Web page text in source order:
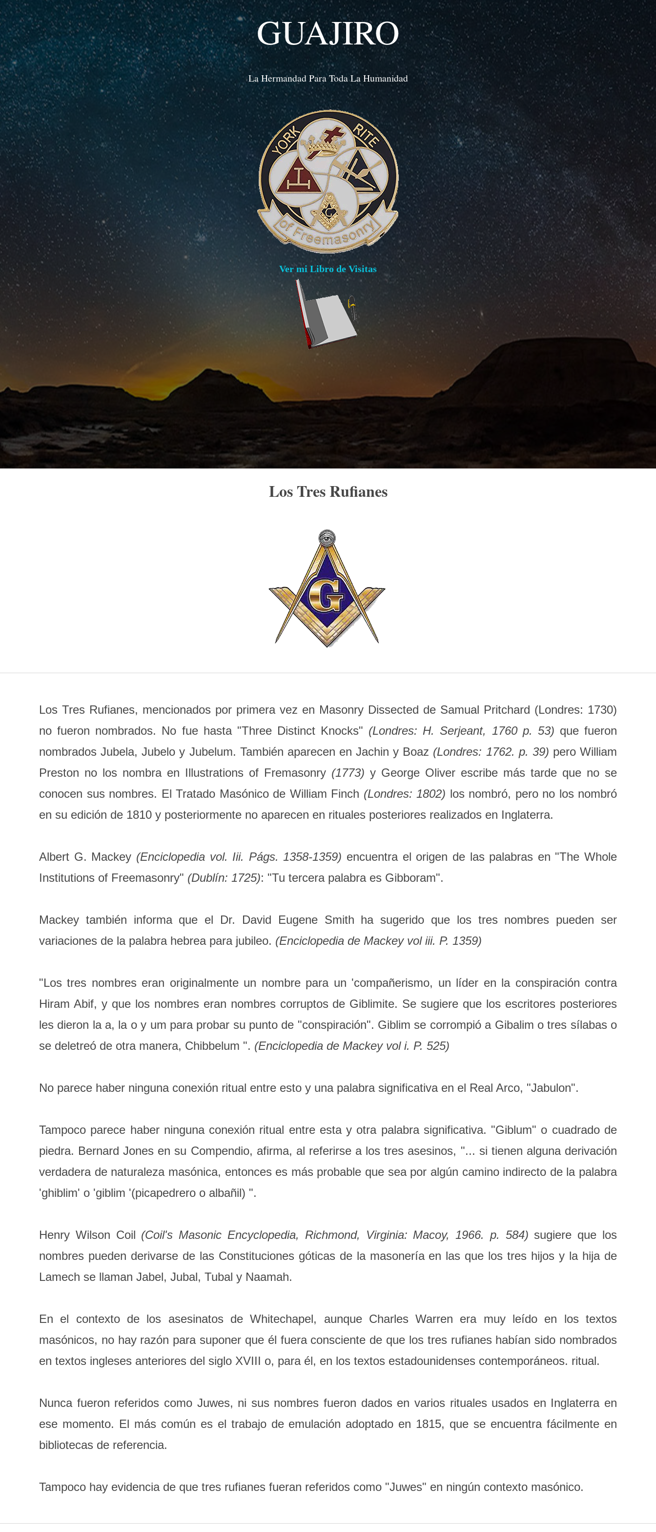
GUAJIRO
La Hermandad Para Toda La Humanidad
Ver mi Libro de Visitas
Los Tres Rufianes
Los Tres Rufianes, mencionados por primera vez en Masonry Dissected de Samual Pritchard (Londres: 1730)
no fueron nombrados. No fue hasta "Three Distinct Knocks" (Londres: H. Serjeant, 1760 p. 53) que fueron
nombrados Jubela, Jubelo y Jubelum. También aparecen en Jachin y Boaz (Londres: 1762. p. 39) pero William
Preston no los nombra en Illustrations of Fremasonry (1773) y George Oliver escribe más tarde que no se
conocen sus nombres. El Tratado Masónico de William Finch (Londres: 1802) los nombró, pero no los nombró
en su edición de 1810 y posteriormente no aparecen en rituales posteriores realizados en Inglaterra.
Albert G. Mackey (Enciclopedia vol. Iii. Págs. 1358-1359) encuentra el origen de las palabras en "The Whole
Institutions of Freemasonry" (Dublín: 1725): "Tu tercera palabra es Gibboram".
Mackey también informa que el Dr. David Eugene Smith ha sugerido que los tres nombres pueden ser
variaciones de la palabra hebrea para jubileo. (Enciclopedia de Mackey vol iii. P. 1359)
"Los tres nombres eran originalmente un nombre para un 'compañerismo, un líder en la conspiración contra
Hiram Abif, y que los nombres eran nombres corruptos de Giblimite. Se sugiere que los escritores posteriores
les dieron la a, la o y um para probar su punto de "conspiración". Giblim se corrompió a Gibalim o tres sílabas o
se deletreó de otra manera, Chibbelum ". (Enciclopedia de Mackey vol i. P. 525)
No parece haber ninguna conexión ritual entre esto y una palabra significativa en el Real Arco, "Jabulon".
Tampoco parece haber ninguna conexión ritual entre esta y otra palabra significativa. "Giblum" o cuadrado de
piedra. Bernard Jones en su Compendio, afirma, al referirse a los tres asesinos, "... si tienen alguna derivación
verdadera de naturaleza masónica, entonces es más probable que sea por algún camino indirecto de la palabra
'ghiblim' o 'giblim '(picapedrero o albañil) ".
Henry Wilson Coil (Coil's Masonic Encyclopedia, Richmond, Virginia: Macoy, 1966. p. 584) sugiere que los
nombres pueden derivarse de las Constituciones góticas de la masonería en las que los tres hijos y la hija de
Lamech se llaman Jabel, Jubal, Tubal y Naamah.
En el contexto de los asesinatos de Whitechapel, aunque Charles Warren era muy leído en los textos
masónicos, no hay razón para suponer que él fuera consciente de que los tres rufianes habían sido nombrados
en textos ingleses anteriores del siglo XVIII o, para él, en los textos estadounidenses contemporáneos. ritual.
Nunca fueron referidos como Juwes, ni sus nombres fueron dados en varios rituales usados ​​en Inglaterra en
ese momento. El más común es el trabajo de emulación adoptado en 1815, que se encuentra fácilmente en
bibliotecas de referencia.
Tampoco hay evidencia de que tres rufianes fueran referidos como "Juwes" en ningún contexto masónico.